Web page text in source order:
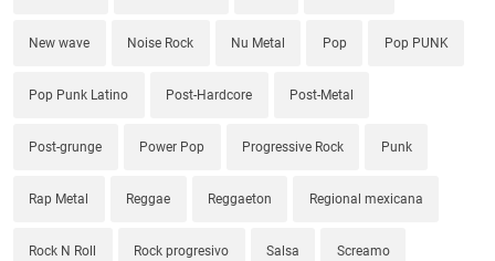
New wave Noise Rock Nu Metal Pop Pop PUNK
Pop Punk Latino Post-Hardcore Post-Metal
Post-grunge Power Pop Progressive Rock Punk
Rap Metal Reggae Reggaeton Regional mexicana
Rock N Roll Rock progresivo Salsa Screamo